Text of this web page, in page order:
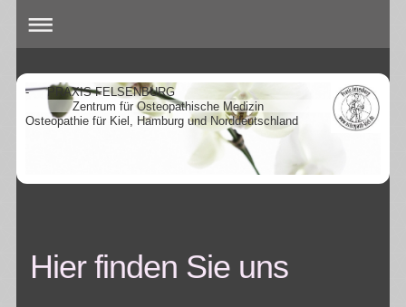
- PRAXIS FELSENBURG
Zentrum für Osteopathische Medizin
Osteopathie für Kiel, Hamburg und Norddeutschland
Hier finden Sie uns